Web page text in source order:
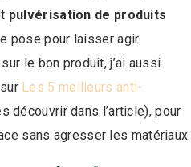
pulvérisation de produits
pose pour laisser agir.
le bon produit, j’ai aussi
sur Les 5 meilleurs anti-
découvrir dans l’article), pour
sans agresser les matériaux.